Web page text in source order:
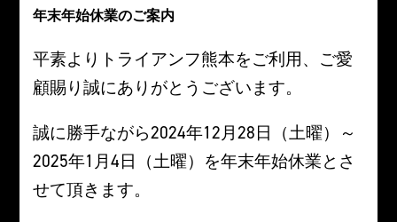
年末年始休業のご案内
平素よりトライアンフ熊本をご利用、ご愛
顧賜り誠にありがとうございます。
誠に勝手ながら2024年12月28日（土曜）～
2025年1月4日（土曜）を年末年始休業とさ
せて頂きます。